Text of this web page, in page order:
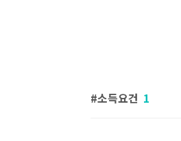
소득요건 1